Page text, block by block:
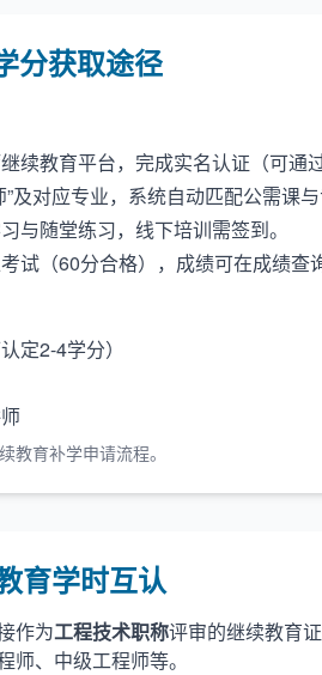
分获取途径
续教育平台，完成实名认证（可通
及对应专业，系统自动匹配公需课与
与随堂练习，线下培训需签到。
试（60分合格），成绩可在成绩查
定2-4学分）
教育补学申请流程。
育学时互认
作为工程技术职称评审的继续教育
师、 中级工程师等。